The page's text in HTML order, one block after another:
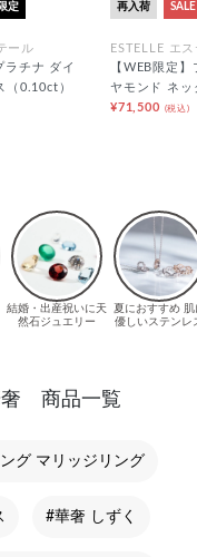
定
ール
ラチナ ダイ
（0.10ct）
再入荷 SALE
ESTELLE エ
【WEB限定
ヤモンド ネッ
¥71,500 (税込)
奢 商品一覧
グ マリッジリング
#華奢 しずく